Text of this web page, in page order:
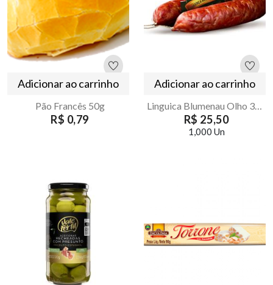
Adicionar ao carrinho
Pão Francês 50g
R$ 0,79
Adicionar ao carrinho
R$ 25,50
1,000 Un